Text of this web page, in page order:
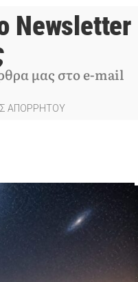
Newsletter
μας στο e-mail
ΑΠΟΡΡΗΤΟΥ